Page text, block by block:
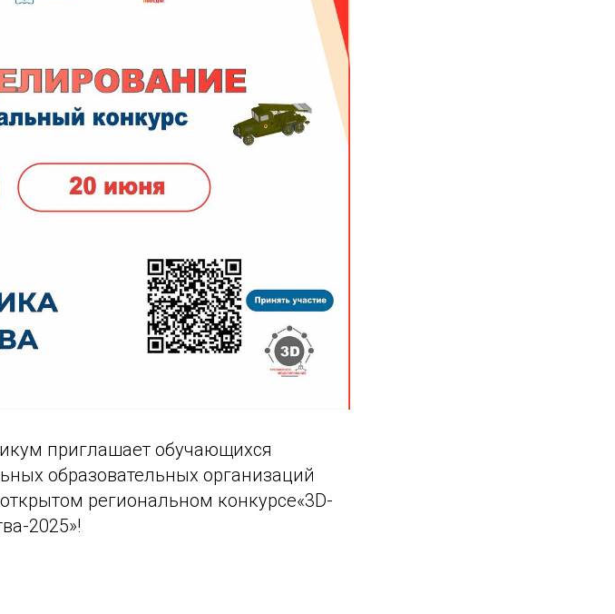
приглашает обучающихся
образовательных организаций
региональном конкурсе«3D-
2025»!